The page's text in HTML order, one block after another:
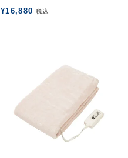
¥16,880 税込